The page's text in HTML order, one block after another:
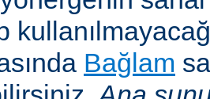
Bağlam